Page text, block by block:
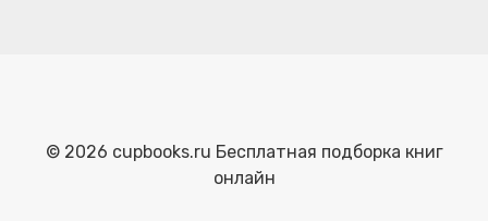
© 2026 cupbooks.ru Бесплатная подборка книг
онлайн